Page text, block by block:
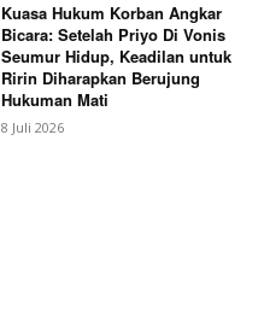
Kuasa Hukum Korban Angkar
Bicara: Setelah Priyo Di Vonis
Seumur Hidup, Keadilan untuk
Ririn Diharapkan Berujung
Hukuman Mati
8 Juli 2026